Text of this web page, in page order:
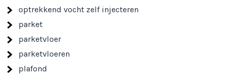
optrekkend vocht zelf injecteren
parket
parketvloer
parketvloeren
plafond